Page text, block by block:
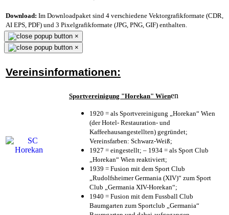
Download: Im Downloadpaket sind 4 verschiedene Vektorgrafikformate (CDR,
AI EPS, PDF) und 3 Pixelgrafikformate (JPG, PNG, GIF) enthalten.
×
×
Vereinsinformationen:
Sportvereinigung "Horekan" Wienen
1920 = als Sportvereinigung „Horekan“ Wien
(der Hotel- Restauration- und
Kaffeehausangestellten) gegründet;
Vereinsfarben: Schwarz-Weiß;
1927 = eingestellt; – 1934 = als Sport Club
„Horekan“ Wien reaktiviert;
1939 = Fusion mit dem Sport Club
„Rudolfsheimer Germania (XIV)“ zum Sport
Club „Germania XIV-Horekan“;
1940 = Fusion mit dem Fussball Club
Baumgarten zum Sportclub „Germania“